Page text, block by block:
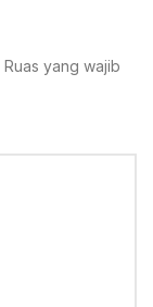
Ruas yang wajib